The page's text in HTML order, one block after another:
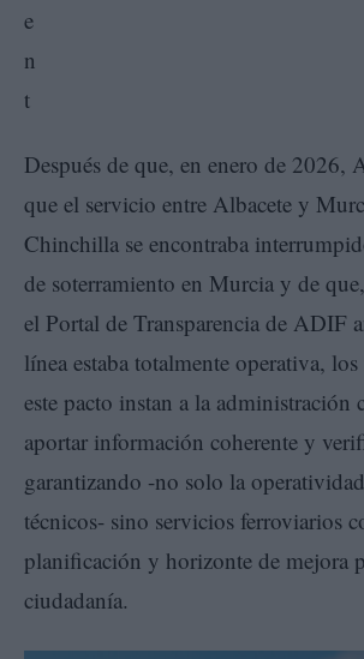
Después de que, en enero de 2026,
que el servicio entre Albacete y
Chinchilla se encontraba
de soterramiento en Murcia y de
el Portal de Transparencia de ADIF
línea estaba totalmente operativa,
este pacto instan a la administración
aportar información coherente y
garantizando -no solo la
técnicos- sino servicios ferroviarios
planificación y horizonte de mejora
ciudadanía.